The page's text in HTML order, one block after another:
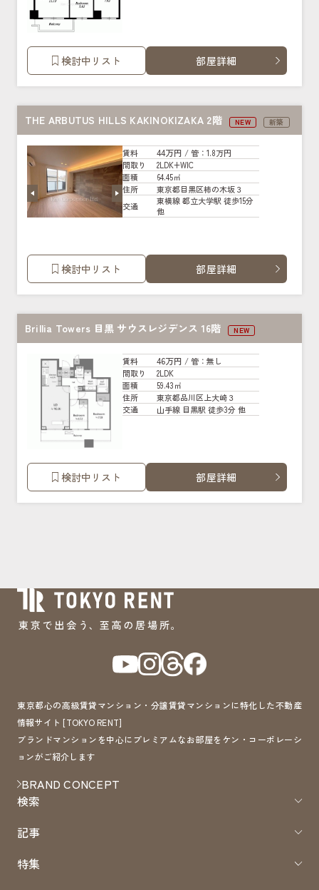
検討中リスト 部屋詳細
THE ARBUTUS HILLS KAKINOKIZAKA 2階 NEW 新築
賃料 44万円 / 管：1.8万円
間取り
2LDK+WIC
面積
64.45㎡
住所
東京都目黒区柿の木坂３
交通
東横線 都立大学駅 徒歩15分
他
検討中リスト 部屋詳細
Brillia Towers 目黒 サウスレジデンス 16階 NEW
賃料 46万円 / 管：無し
間取り
2LDK
面積
59.43㎡
住所
東京都品川区上大崎３
交通
山手線 目黒駅 徒歩3分 他
検討中リスト 部屋詳細
東京都心の高級賃貸マンション・分譲賃貸マンションに特化した不動産
情報サイト [TOKYO RENT]
ブランドマンションを中心にプレミアムなお部屋をケン・コーポレーシ
ョンがご紹介します
BRAND CONCEPT
検索
記事
特集